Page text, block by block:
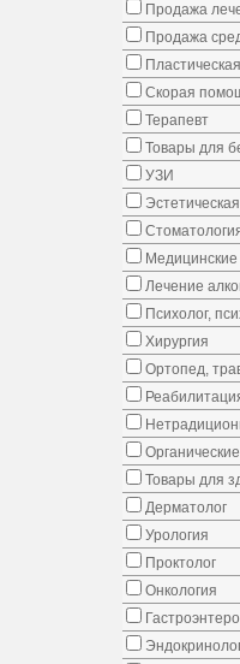
Продажа
Продажа
Скорая
Терапевт
Товары для
УЗИ
Медицинские
Лечение
Психолог,
Хирургия
Ортопед,
Товары для
Дерматолог
Урология
Проктолог
Онкология